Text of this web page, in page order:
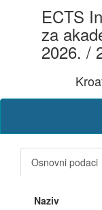
ECTS
za
2026. /
Osnovni podaci
Naziv